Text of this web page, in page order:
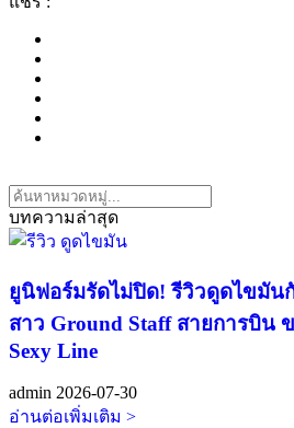
บทความล่าสุด
ยูนิฟอร์มรัดไม่ปิด! รีวิวดูดไขมัน
สาว Ground Staff สายการบิน
Sexy Line
admin 2026-07-30
อ่านต่อเพิ่มเติม >